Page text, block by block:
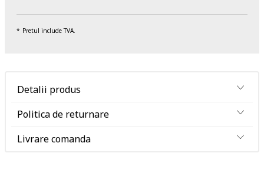
Pretul include TVA.
Detalii produs
Politica de returnare
Livrare comanda